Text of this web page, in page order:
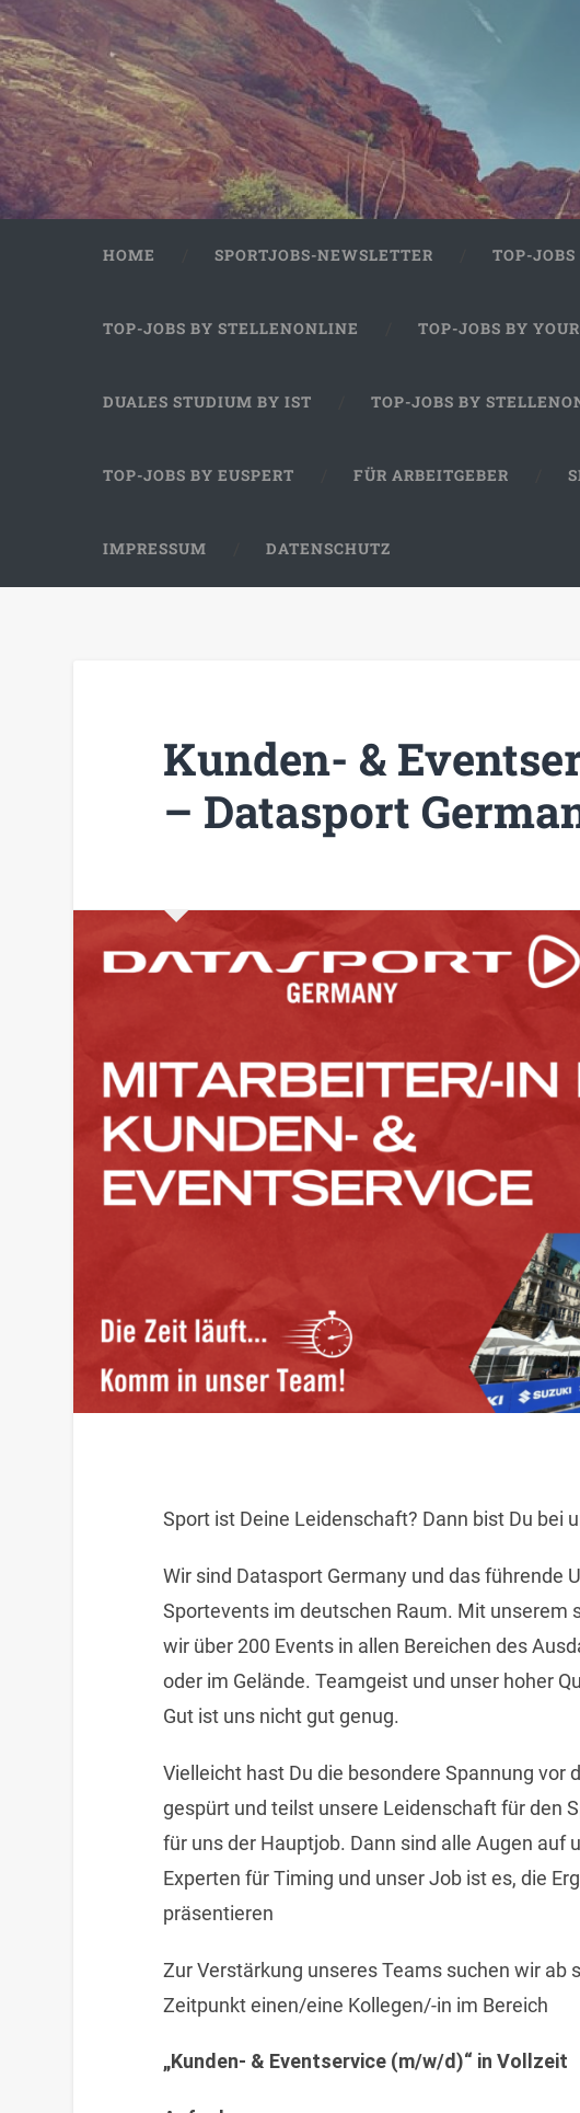
HOME SPORTJOBS-NEWSLETTER TOP-JOBS
TOP-JOBS BY STELLENONLINE TOP-JOBS BY
DUALES STUDIUM BY IST TOP-JOBS BY
TOP-JOBS BY EUSPERT FÜR ARBEITGEBER
IMPRESSUM DATENSCHUTZ
Kunden- &
– Datasport
Sport ist Deine Leidenschaft? Dann bist Du bei
Wir sind Datasport Germany und das führende
Sportevents im deutschen Raum. Mit unserem
wir über 200 Events in allen Bereichen des
oder im Gelände. Teamgeist und unser hoher
Gut ist uns nicht gut genug.
Vielleicht hast Du die besondere Spannung vor
gespürt und teilst unsere Leidenschaft für den
für uns der Hauptjob. Dann sind alle Augen auf
Experten für Timing und unser Job ist es, die
präsentieren
Zur Verstärkung unseres Teams suchen wir ab
Zeitpunkt einen/eine Kollegen/-in im Bereich
„Kunden- & Eventservice (m/w/d)“ in Vollzeit